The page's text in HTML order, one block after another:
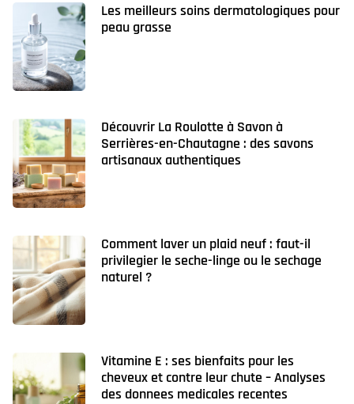
Les meilleurs soins dermatologiques pour
peau grasse
Découvrir La Roulotte à Savon à
Serrières-en-Chautagne : des savons
artisanaux authentiques
Comment laver un plaid neuf : faut-il
privilegier le seche-linge ou le sechage
naturel ?
Vitamine E : ses bienfaits pour les
cheveux et contre leur chute – Analyses
des donnees medicales recentes